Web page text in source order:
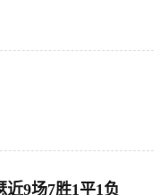
9场7胜1平1负